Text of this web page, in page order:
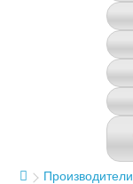
Производители